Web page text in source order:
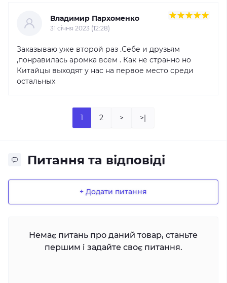
Владимир Пархоменко
31 cічня 2023 (12:28)
Заказываю уже второй раз .Себе и друзьям
,понравилась аромка всем . Как не странно но
Китайцы выходят у нас на первое место среди
остальных
1 2 > >|
Питання та відповіді
+ Додати питання
Немає питань про даний товар, станьте
першим і задайте своє питання.